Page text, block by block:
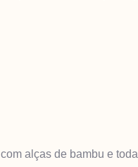
alças de bambu e